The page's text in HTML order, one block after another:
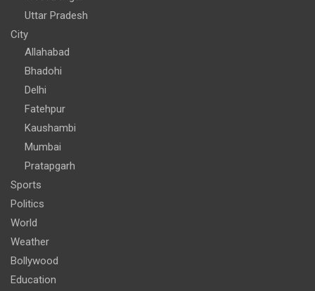
Uttar Pradesh
City
Allahabad
Bhadohi
Delhi
Fatehpur
Kaushambi
Mumbai
Pratapgarh
Sports
Politics
World
Weather
Bollywood
Education